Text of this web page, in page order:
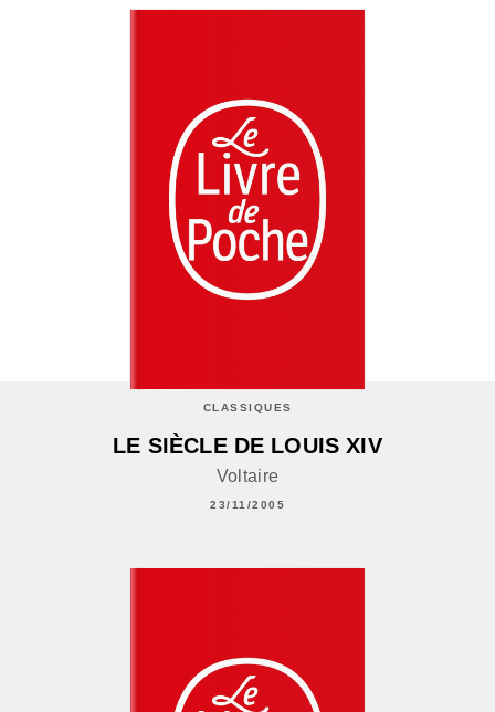
CLASSIQUES
LE SIÈCLE DE LOUIS XIV
Voltaire
23/11/2005